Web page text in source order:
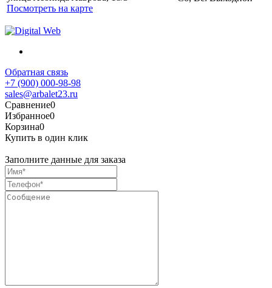
Посмотреть на карте
Обратная связь
+7 (900) 000-98-98
sales@arbalet23.ru
Сравнение0
Избранное0
Корзина0
Купить в один клик
Заполните данные для заказа